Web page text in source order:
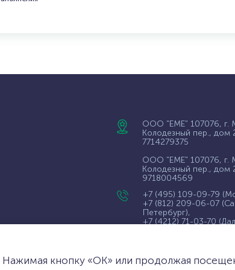
ООО "ЕМЕ" 107076, г.
Колодезный пер., дом
7714279375
ООО "ЕМЕ" 107076, г.
Колодезный пер., дом
9718004569
+7 (495) 109-09-79
+7 (812) 209-06-07
Петербург),
+7 (4212) 71-03-70
Нажимая кнопку «ОК» или продолжая